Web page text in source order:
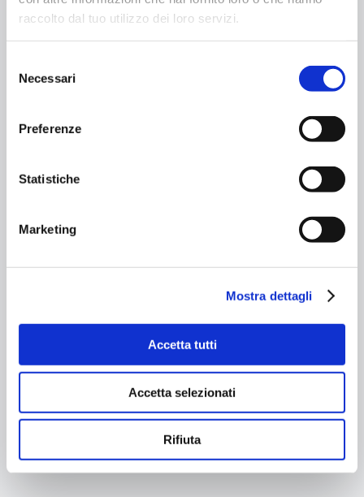
raccolto dal tuo utilizzo dei loro servizi.
delNecessari
Preferenze
Statistiche
Marketing
Mostra dettagli
Accetta tutti
Accetta selezionati
Rifiuta
Lasciati coccolare da tutti gli aromi degli olii
essenziali estratti dai fiori, ti aspettiamo
14:00 – WelcomeAufguss
19:00 – Sweet scrub| Petali sulla pelle
Hot sauna| Petit grain
22:45 – Good nightAufguss
Aperiwellnessnella zona bar con
cocktail Ugo con fiori di sambuco – 10 €
Prenotazionenonobbligatoria.